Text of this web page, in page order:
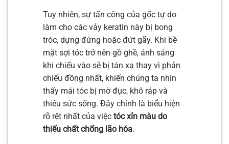
Tuy nhiên, sự tấn công của gốc tự do
làm cho các vảy keratin này bị bong
tróc, dựng đứng hoặc đứt gãy. Khi bề
mặt sợi tóc trở nên gồ ghề, ánh sáng
khi chiếu vào sẽ bị tán xạ thay vì phản
chiếu đồng nhất, khiến chúng ta nhìn
thấy mái tóc bị mờ đục, khô ráp và
thiếu sức sống. Đây chính là biểu hiện
rõ rệt nhất của việc tóc xỉn màu do
thiếu chất chống lão hóa.